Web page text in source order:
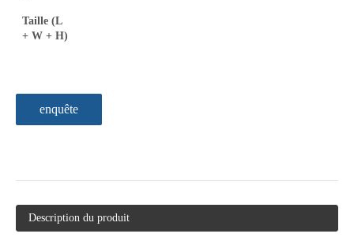
Taille (L
+ W + H)
enquête
Description du produit